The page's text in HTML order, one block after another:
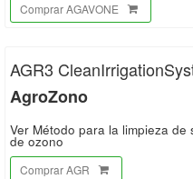
Comprar AGAVONE
AGR3
AgroZono
Ver Método para la limpieza
de ozono
Comprar AGR